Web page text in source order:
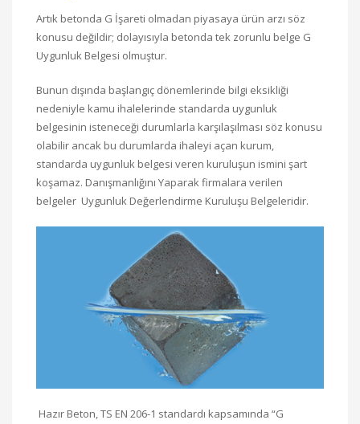
Artık betonda G İşareti olmadan piyasaya ürün arzı söz
konusu değildir; dolayısıyla betonda tek zorunlu belge G
Uygunluk Belgesi olmuştur.
Bunun dışında başlangıç dönemlerinde bilgi eksikliği
nedeniyle kamu ihalelerinde standarda uygunluk
belgesinin isteneceği durumlarla karşılaşılması söz konusu
olabilir ancak bu durumlarda ihaleyi açan kurum,
standarda uygunluk belgesi veren kuruluşun ismini şart
koşamaz. Danışmanlığını Yaparak firmalara verilen
belgeler Uygunluk Değerlendirme Kuruluşu Belgeleridir.
Hazır Beton, TS EN 206-1 standardı kapsamında “G